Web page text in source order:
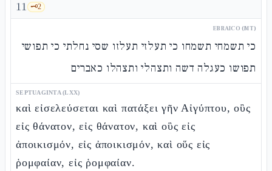
11 🗝️2
EBRAICO (MT)
כי תשמחי תשמחו כי תעלזי תעלזו שסי נחלתי כי תפושי
תפושו כעגלה דשה ותצהלי ותצהלו כאברים
SEPTUAGINTA (LXX)
καὶ εἰσελεύσεται καὶ πατάξει γῆν Αἰγύπτου, οὓς
εἰς θάνατον, εἰς θάνατον, καὶ οὓς εἰς
ἀποικισμόν, εἰς ἀποικισμόν, καὶ οὕς εἰς
ῥομφαίαν, εἰς ῥομφαίαν.